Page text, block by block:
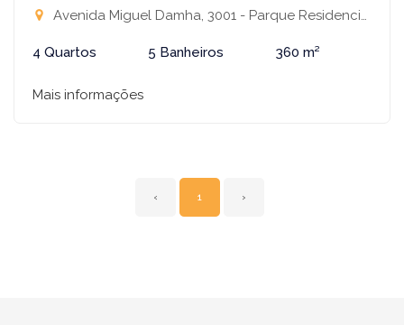
Avenida Miguel Damha, 3001 - Parque Residencial Damha IV, São José do Rio Preto-SP
4 Quartos 5 Banheiros 360 m²
Mais informações
‹ 1 ›